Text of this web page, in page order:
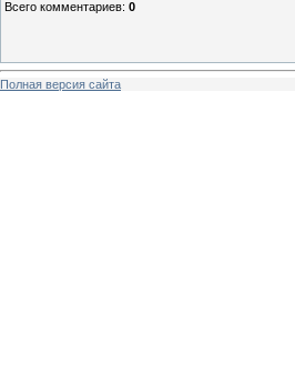
Всего комментариев: 0
Полная версия сайта